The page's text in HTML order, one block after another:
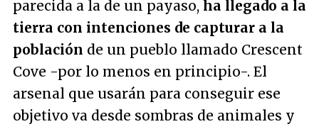
parecida a la de un payaso, ha llegado a la
tierra con intenciones de capturar a la
población de un pueblo llamado Crescent
Cove -por lo menos en principio-. El
arsenal que usarán para conseguir ese
objetivo va desde sombras de animales y